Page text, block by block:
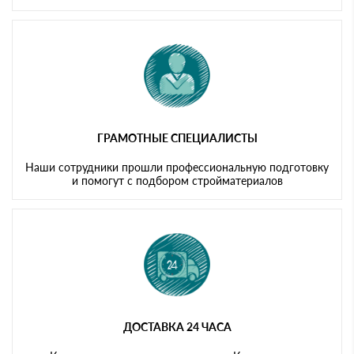
ГРАМОТНЫЕ СПЕЦИАЛИСТЫ
Наши сотрудники прошли профессиональную подготовку
и помогут с подбором стройматериалов
ДОСТАВКА 24 ЧАСА